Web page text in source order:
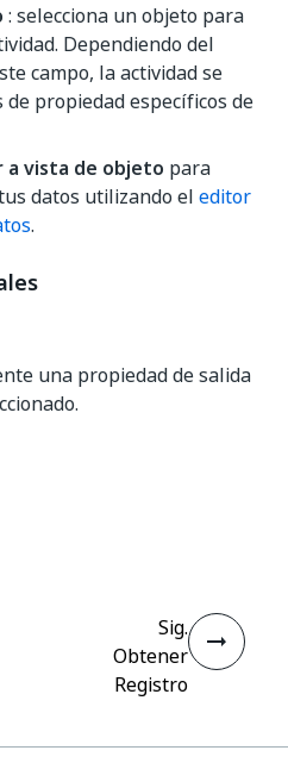
: selecciona un objeto para
Dependiendo del
campo, la actividad se
propiedad específicos de
a vista de objeto para
datos utilizando el editor
.
una propiedad de salida
Sig.
Obtener
Registro